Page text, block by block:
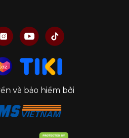
và bảo hiểm bởi